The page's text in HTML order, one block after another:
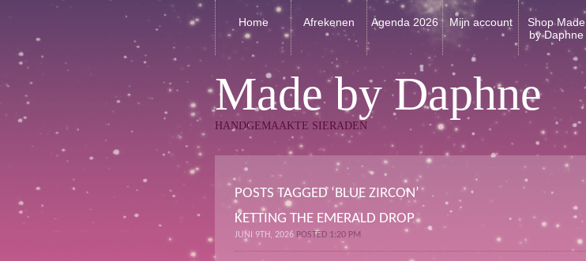
Home Afrekenen Agenda 2026 Mijn account
Shop Made
by Daphne
Made by Daphne
HANDGEMAAKTE SIERADEN
POSTS TAGGED ‘BLUE ZIRCON’
KETTING THE EMERALD DROP
JUNI 9TH, 2026 POSTED 1:20 PM